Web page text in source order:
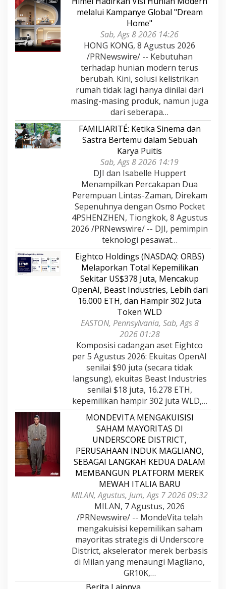
melalui Kampanye Global "Dream
Home"
Sab, Ags 8 2026 14:26
HONG KONG, 8 Agustus 2026
/PRNewswire/ -- Kebutuhan
terhadap hunian modern terus
berubah. Kini, solusi kelistrikan
rumah tidak lagi hanya dinilai dari
masing-masing produk, namun juga
dari seberapa…
FAMILIARITÉ: Ketika Sinema dan
Sastra Bertemu dalam Sebuah
Karya Puitis
Sab, Ags 8 2026 14:19
DJI dan Isabelle Huppert
Menampilkan Percakapan Dua
Perempuan Lintas-Zaman, Direkam
Sepenuhnya dengan Osmo Pocket
4PSHENZHEN, Tiongkok, 8 Agustus
2026 /PRNewswire/ -- DJI, pemimpin
teknologi pesawat…
Eightco Holdings (NASDAQ: ORBS)
Melaporkan Total Kepemilikan
Sekitar US$378 Juta, Mencakup
OpenAI, Beast Industries, Lebih dari
16.000 ETH, dan Hampir 302 Juta
Token WLD
EASTON, Pennsylvania, Sab, Ags 8
2026 01:28
Komposisi cadangan aset Eightco
per 5 Agustus 2026: Ekuitas OpenAI
senilai $90 juta (secara tidak
langsung), ekuitas Beast Industries
senilai $18 juta, 16.278 ETH,
kepemilikan hampir 302 juta WLD,…
MONDEVITA MENGAKUISISI
SAHAM MAYORITAS DI
UNDERSCORE DISTRICT,
PERUSAHAAN INDUK MAGLIANO,
SEBAGAI LANGKAH KEDUA DALAM
MEMBANGUN PLATFORM MEREK
MEWAH ITALIA BARU
MILAN, Agustus, Jum, Ags 7 2026 09:32
MILAN, 7 Agustus, 2026
/PRNewswire/ -- MondeVita telah
mengakuisisi kepemilikan saham
mayoritas strategis di Underscore
District, akselerator merek berbasis
di Milan yang menaungi Magliano,
GR10K,…